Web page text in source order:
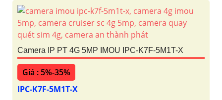
Camera IP PT 4G 5MP IMOU IPC-K7F-5M1T-X
Giá : 5%-35%
IPC-K7F-5M1T-X